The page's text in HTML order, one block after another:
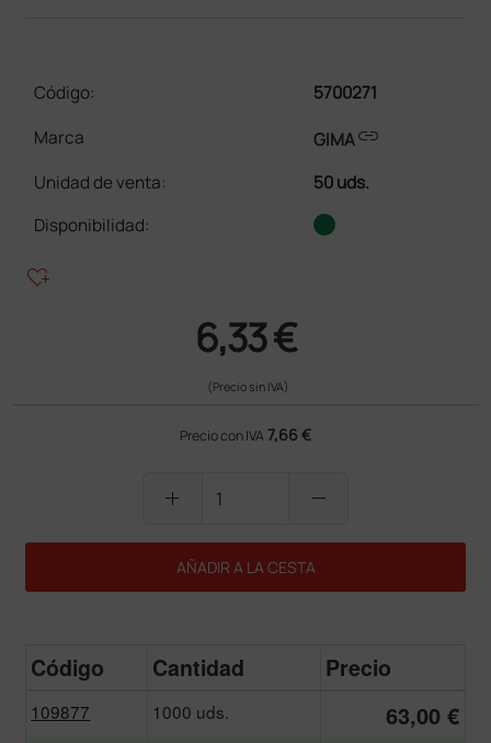
Código:
5700271
Marca
GIMAlink
Unidad de venta:
50 uds.
Disponibilidad:
heart_plus
6,33 €
(Precio sin IVA)
Precio con IVA 7,66 €
add remove
AÑADIR A LA CESTA
Código Cantidad Precio
109877 1000 uds. 63,00 €